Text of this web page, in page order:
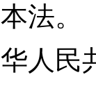
法。
民共